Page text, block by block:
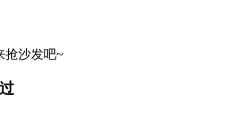
抢沙发吧~